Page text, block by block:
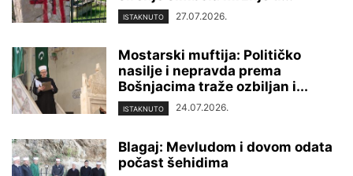
ISTAKNUTO 27.07.2026.
Mostarski muftija: Političko
nasilje i nepravda prema
Bošnjacima traže ozbiljan i...
ISTAKNUTO 24.07.2026.
Blagaj: Mevludom i dovom odata
počast šehidima